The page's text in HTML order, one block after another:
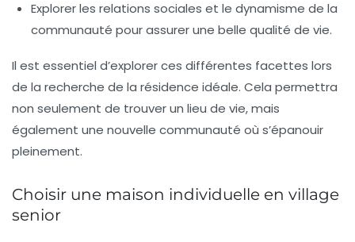
Explorer les relations sociales et le dynamisme de la
communauté pour assurer une belle qualité de vie.
Il est essentiel d’explorer ces différentes facettes lors
de la recherche de la résidence idéale. Cela permettra
non seulement de trouver un lieu de vie, mais
également une nouvelle communauté où s’épanouir
pleinement.
Choisir une maison individuelle en village
senior